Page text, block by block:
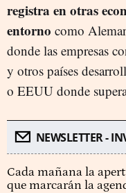
registra en otras
entorno como
donde las empresas
y otros países
o EEUU donde
NEWSLETTER -
Cada mañana la
que marcarán la